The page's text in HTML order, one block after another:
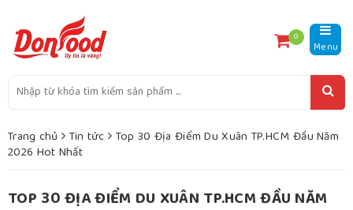
0
Menu
Trang chủ Tin tức Top 30 Địa Điểm Du Xuân TP.HCM Đầu Năm
2026 Hot Nhất
TOP 30 ĐỊA ĐIỂM DU XUÂN TP.HCM ĐẦU NĂM